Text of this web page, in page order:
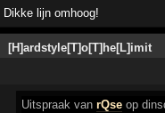
Dikke lijn omhoog!
[H]ardstyle[T]o[T]he[L]imit
Uitspraak vanrQse op